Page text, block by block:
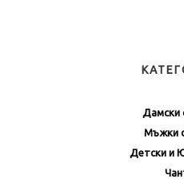
Дамски
Мъжки
Детски и